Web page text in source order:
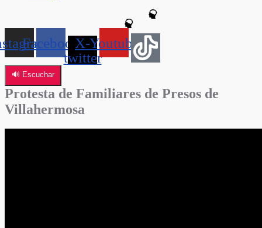
FacebookX-
twitter
Youtube
🔊 Escuchar
Protesta de Familiares de Presos de
Villahermosa